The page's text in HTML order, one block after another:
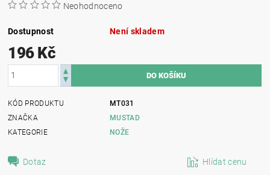
Neohodnoceno
Dostupnost Není skladem
196 Kč
KÓD PRODUKTU
MT031
ZNAČKA
MUSTAD
KATEGORIE
NOŽE
Dotaz Hlídat cenu